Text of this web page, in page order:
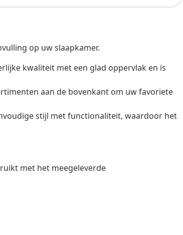
op uw slaapkamer.
kwaliteit met een glad oppervlak en is
aan de bovenkant om uw favoriete
stijl met functionaliteit, waardoor het
met het meegeleverde